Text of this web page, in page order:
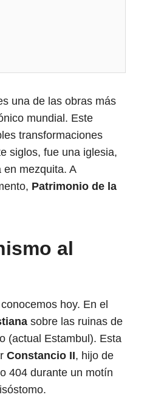
una de las obras más
mundial. Este
transformaciones
siglos, fue una iglesia,
mezquita. A
Patrimonio de la
al
hoy. En el
sobre las ruinas de
(actual Estambul). Esta
Constancio II, hijo de
404 durante un motín